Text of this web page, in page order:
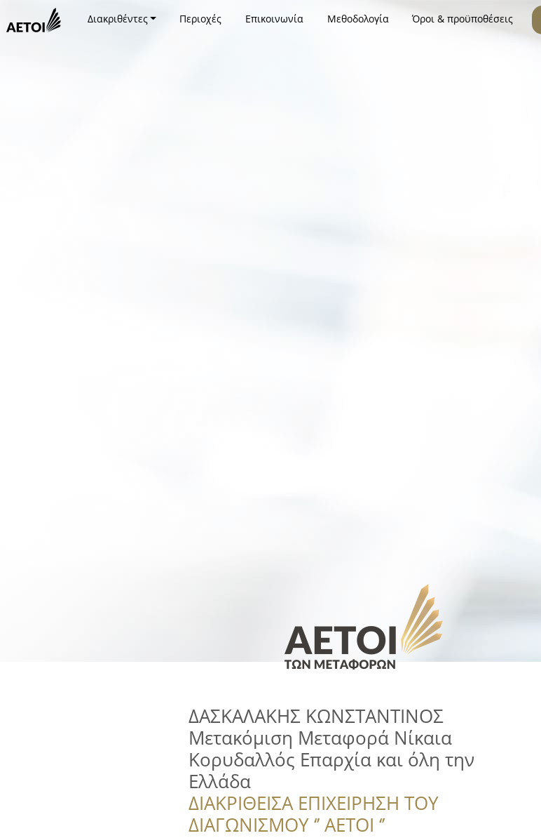
Διακριθέντες Περιοχές Επικοινωνία Μεθοδολογία Όροι & προϋποθέσεις
ΔΑΣΚΑΛΑΚΗΣ ΚΩΝΣΤΑΝΤΙΝΟΣ
Μετακόμιση Μεταφορά Νίκαια
Κορυδαλλός Επαρχία και όλη την
Ελλάδα
ΔΙΑΚΡΙΘΕΙΣΑ ΕΠΙΧΕΙΡΗΣΗ ΤΟΥ
ΔΙΑΓΩΝΙΣΜΟΥ ‘’ ΑΕΤΟΙ ‘’